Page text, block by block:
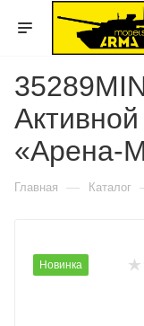
«Арена-
Главная — Каталог
Новинка